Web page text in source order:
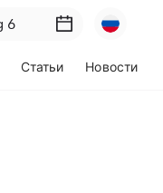
Статьи Новости